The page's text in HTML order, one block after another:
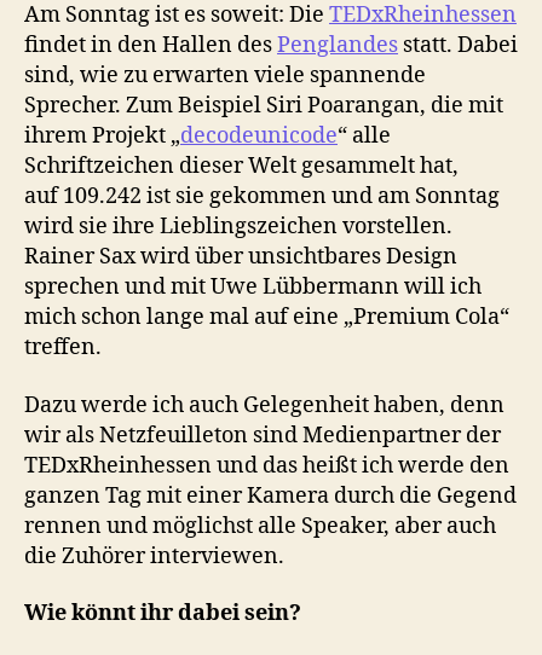
Am Sonntag ist es soweit: Die TEDxRheinhessen
findet in den Hallen desPenglandes statt. Dabei
sind, wie zu erwarten viele spannende
Sprecher. Zum Beispiel Siri Poarangan, die mit
ihrem Projekt „decodeunicode“ alle
Schriftzeichen dieser Welt gesammelt hat,
auf 109.242 ist sie gekommen und am Sonntag
wird sie ihre Lieblingszeichen vorstellen.
Rainer Sax wird über unsichtbares Design
sprechen und mit Uwe Lübbermann will ich
mich schon lange mal auf eine „Premium Cola“
treffen.
Dazu werde ich auch Gelegenheit haben, denn
wir als Netzfeuilleton sind Medienpartner der
TEDxRheinhessen und das heißt ich werde den
ganzen Tag mit einer Kamera durch die Gegend
rennen und möglichst alle Speaker, aber auch
die Zuhörer interviewen.
Wie könnt ihr dabei sein?